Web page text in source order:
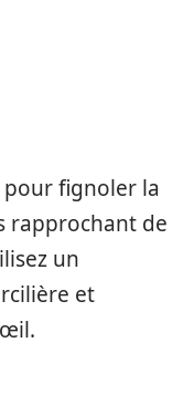
pour fignoler la
rapprochant de
un
et